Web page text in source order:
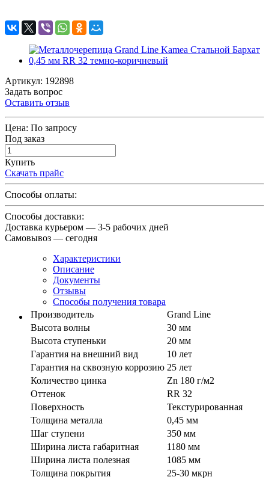
Артикул: 192898
Задать вопрос
Оставить отзыв
Цена: По запросу
Под заказ
Купить
Скачать прайс
Способы оплаты:
Способы доставки:
Доставка курьером — 3-5 рабочих дней
Самовывоз — сегодня
Характеристики
Описание
Документы
Отзывы
Способы получения товара
Производитель
Grand Line
Высота волны
30 мм
Высота ступеньки
20 мм
Гарантия на внешний вид
10 лет
Гарантия на сквозную коррозию 25 лет
Количество цинка
Zn 180 г/м2
Оттенок
RR 32
Поверхность
Текстурированная
Толщина металла
0,45 мм
Шаг ступени
350 мм
Ширина листа габаритная
1180 мм
Ширина листа полезная
1085 мм
Толщина покрытия
25-30 мкрн